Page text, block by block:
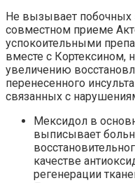
Не вызывает
совместном приеме
успокоительными
вместе с Кортексином,
увеличению
перенесенного
связанных с
Мексидол в
выписывает
качестве
регенерации